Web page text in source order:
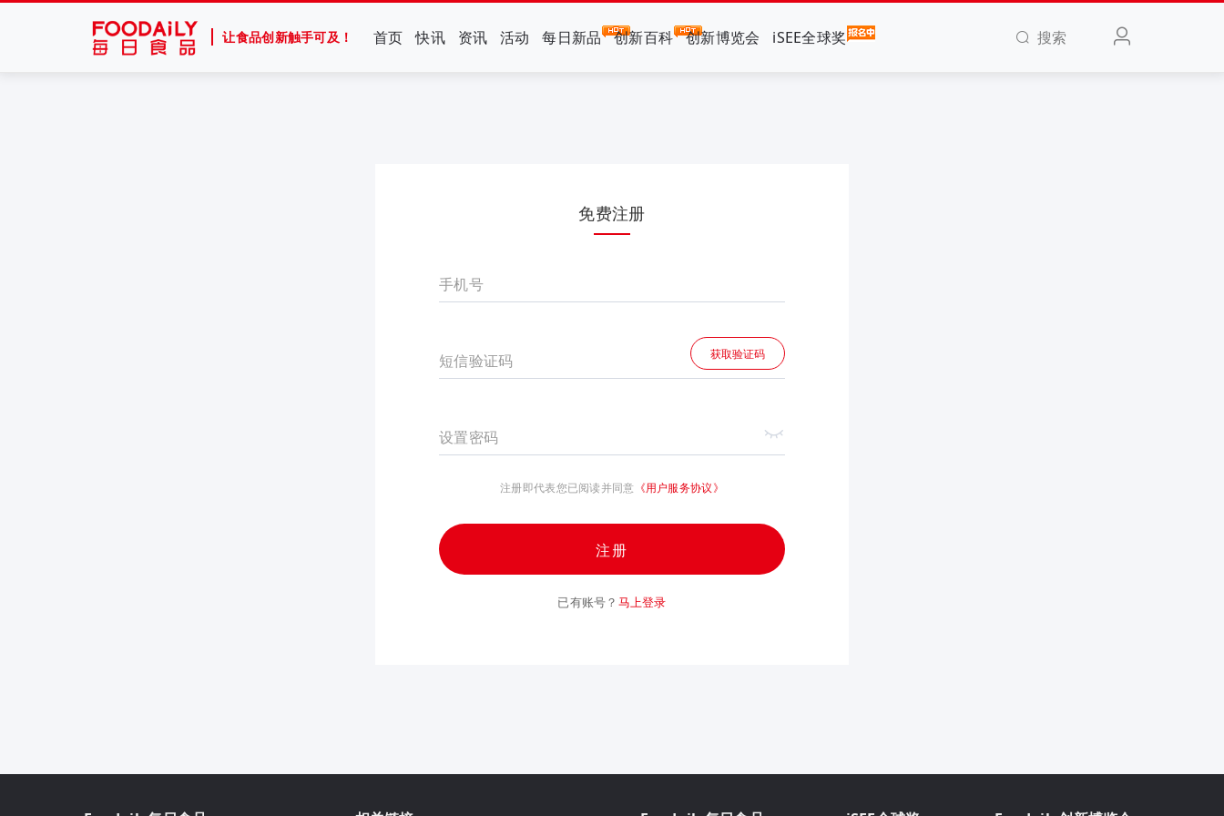
让食品创新触手可及！ 首页 快讯 资讯 活动 每日新品 创新百科 创新博览会 iSEE全球奖 搜索
免费注册
手机号
短信验证码 获取验证码
设置密码
注册即代表您已阅读并同意 《用户服务协议》
注册
已有账号？ 马上登录